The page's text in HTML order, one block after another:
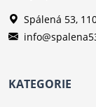
Spálená 53,
KATEGORIE